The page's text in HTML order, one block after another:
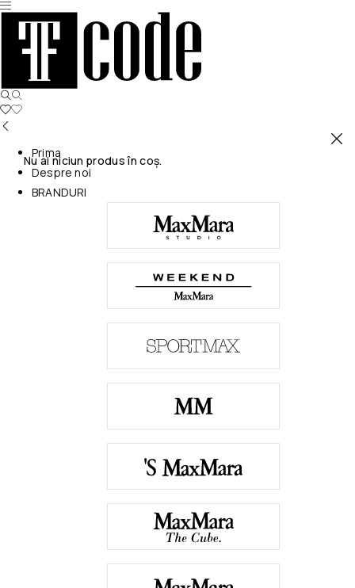
Nu ai niciun produs în coș.
Prima
Despre noi
BRANDURI